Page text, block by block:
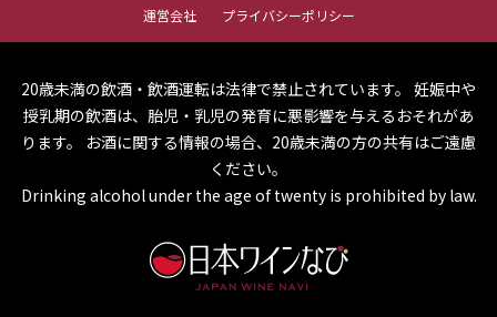
運営会社 プライバシーポリシー
20歳未満の飲酒・飲酒運転は法律で禁止されています。 妊娠中や
授乳期の飲酒は、胎児・乳児の発育に悪影響を与えるおそれがあ
ります。
お酒に関する情報の場合、20歳未満の方の共有はご遠慮
ください。
Drinking alcohol under the age of twenty is prohibited by law.